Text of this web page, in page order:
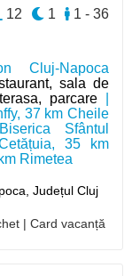
Cluj-Napoca
sala de
parcare
37 km Cheile
Sfântul
35 km
Rimetea
Județul Cluj
| Card vacanță
1 - 36
1
12